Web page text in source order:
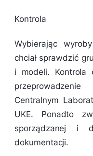
Kontrola
Wybierając
chciał sprawdzić
i modeli. Kontrola
Centralnym
UKE. Ponadto
sporządzanej i
dokumentacji.